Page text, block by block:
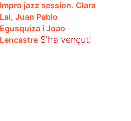
Impro jazz session. Clara
Lai, Juan Pablo
Egusquiza i Joao
Lencastre S'ha vençut!